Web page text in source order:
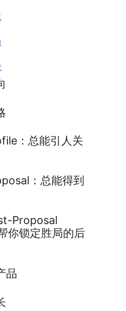
：总能引人关
：总能得到
Proposal
你锁定胜局的后
品